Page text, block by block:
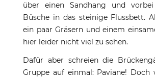
über einen Sandhang und
Büsche in das steinige Flussbett.
ein paar Gräsern und einem
hier leider nicht viel zu sehen.
Dafür aber schreien die
Gruppe auf einmal: Paviane! Doch